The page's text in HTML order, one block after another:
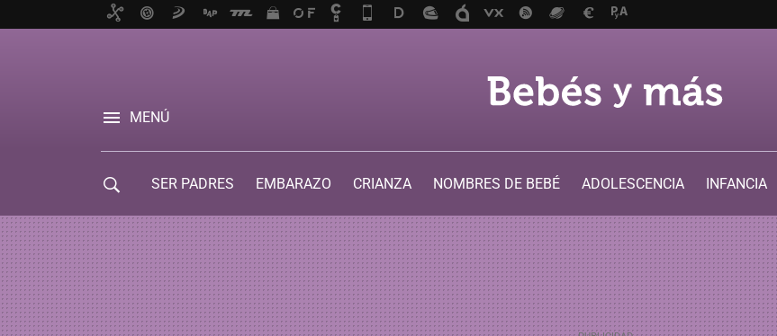
MENÚ
SER PADRES EMBARAZO CRIANZA NOMBRES DE BEBÉ ADOLESCENCIA
INFANCIA